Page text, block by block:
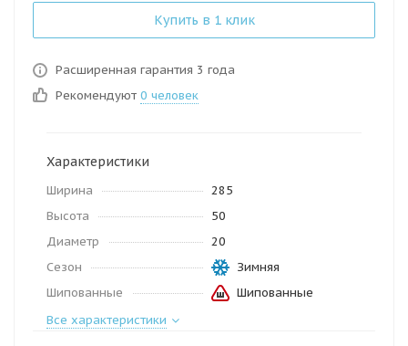
Купить в 1 клик
Расширенная гарантия 3 года
Рекомендуют 0 человек
Характеристики
Ширина
285
Высота
50
Диаметр
20
Сезон
Зимняя
Шипованные
Шипованные
Все характеристики